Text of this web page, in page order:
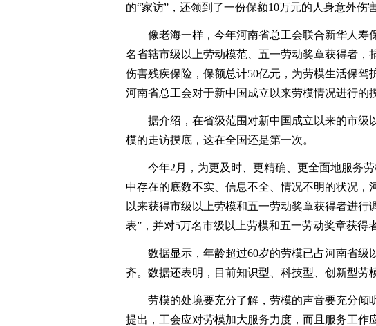
的“家访”，还领到了一份保额10万元的人身意外伤
像老海一样，今年河南省总工会联合新华人寿
名省辖市级以上劳动模范、五一劳动奖章获得者
伤害残疾保险，保额总计50亿元，为劳模生活保驾
河南省总工会对于新中国成立以来劳模情况进行的
据介绍，在省级范围对新中国成立以来的市级
模的走访摸底，这在全国还是第一次。
今年2月，为更及时、更精确、更全面地服务劳
中存在的底数不实、信息不全、情况不明的状况，
以来获得市级以上劳模和五一劳动奖章获得者进行
表”，并对5万名市级以上劳模和五一劳动奖章获得
数据显示，年龄超过60岁的劳模已占河南省级
齐。数据还表明，目前知识型、科技型、创新型劳
劳模的处境要充分了解，劳模的声音要充分倾
提出，工会应对劳模加大服务力度，而且服务工作